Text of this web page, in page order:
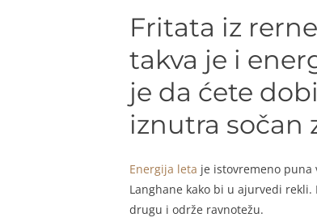
Fritata iz
takva je i
je da ćete
iznutra sočan
Energija leta je istovremeno
Langhane kako bi u ajurvedi
drugu i održe ravnotežu.